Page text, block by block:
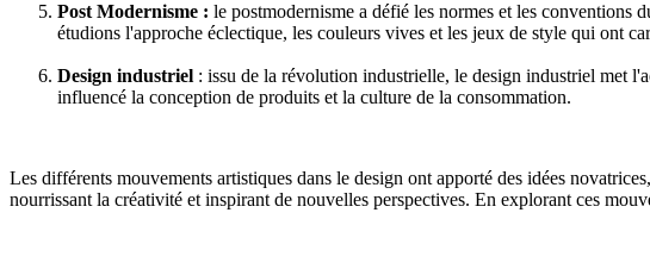
Post Modernisme : le postmodernisme a défié les normes et les conventions
étudions l'approche éclectique, les couleurs vives et les jeux de style qui ont
Design industriel : issu de la révolution industrielle, le design industriel met
influencé la conception de produits et la culture de la consommation.
Les différents mouvements artistiques dans le design ont apporté des idées
nourrissant la créativité et inspirant de nouvelles perspectives. En explorant ces